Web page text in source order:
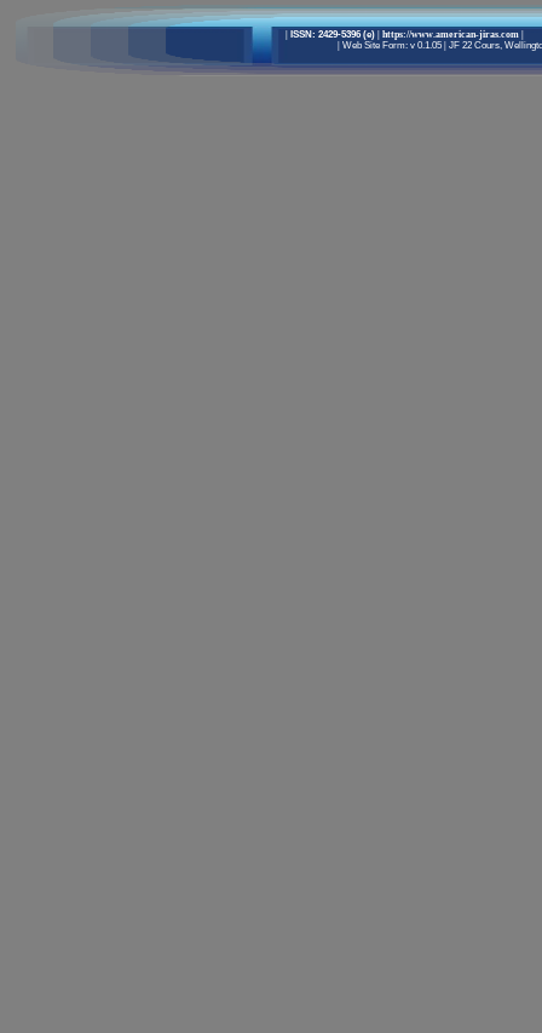
| ISSN: 2429-5396 (e)| https://www.american-jiras.com |
| Web Site Form: v 0.1.05 | JF 22 Cours,